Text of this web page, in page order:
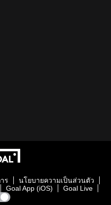
ร
นโยบายความเป็นส่วนตัว
Goal App (iOS) Goal Live